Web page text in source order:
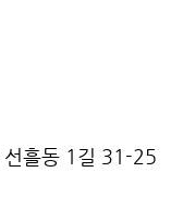
선흘동 1길 31-25